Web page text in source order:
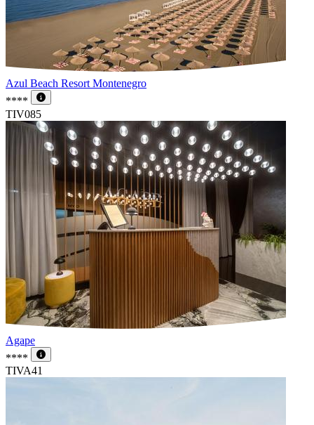
Azul Beach Resort Montenegro
****
TIV085
Agape
****
TIVA41